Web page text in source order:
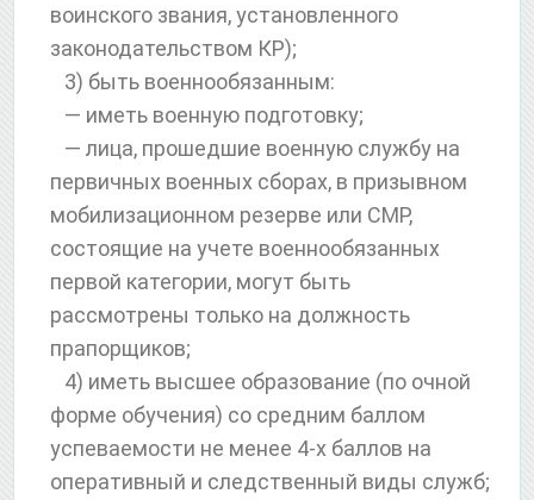
воинского звания, установленного
законодательством КР);
3) быть военнообязанным:
— иметь военную подготовку;
— лица, прошедшие военную службу на
первичных военных сборах, в призывном
мобилизационном резерве или СМР,
состоящие на учете военнообязанных
первой категории, могут быть
рассмотрены только на должность
прапорщиков;
4) иметь высшее образование (по очной
форме обучения) со средним баллом
успеваемости не менее 4-х баллов на
оперативный и следственный виды служб;